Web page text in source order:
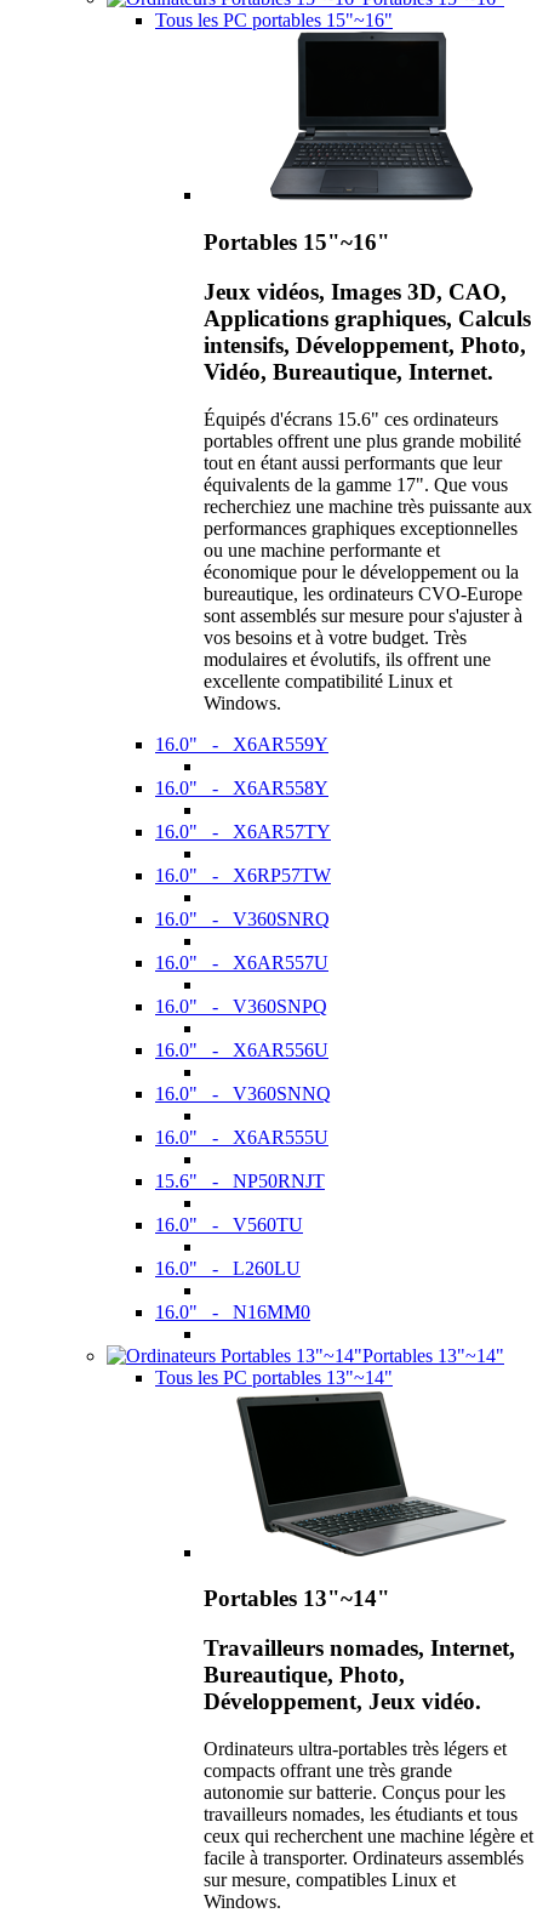
Tous les PC portables 15"~16"
Portables 15"~16"
Jeux vidéos, Images 3D, CAO,
Applications graphiques, Calculs
intensifs, Développement, Photo,
Vidéo, Bureautique, Internet.
Équipés d'écrans 15.6" ces ordinateurs
portables offrent une plus grande mobilité
tout en étant aussi performants que leur
équivalents de la gamme 17". Que vous
recherchiez une machine très puissante aux
performances graphiques exceptionnelles
ou une machine performante et
économique pour le développement ou la
bureautique, les ordinateurs CVO-Europe
sont assemblés sur mesure pour s'ajuster à
vos besoins et à votre budget. Très
modulaires et évolutifs, ils offrent une
excellente compatibilité Linux et
Windows.
16.0" - X6AR559Y
16.0" - X6AR558Y
16.0" - X6AR57TY
16.0" - X6RP57TW
16.0" - V360SNRQ
16.0" - X6AR557U
16.0" - V360SNPQ
16.0" - X6AR556U
16.0" - V360SNNQ
16.0" - X6AR555U
15.6" - NP50RNJT
16.0" - V560TU
16.0" - L260LU
16.0" - N16MM0
Portables 13"~14"
Tous les PC portables 13"~14"
Portables 13"~14"
Travailleurs nomades, Internet,
Bureautique, Photo,
Développement, Jeux vidéo.
Ordinateurs ultra-portables très légers et
compacts offrant une très grande
autonomie sur batterie. Conçus pour les
travailleurs nomades, les étudiants et tous
ceux qui recherchent une machine légère et
facile à transporter. Ordinateurs assemblés
sur mesure, compatibles Linux et
Windows.